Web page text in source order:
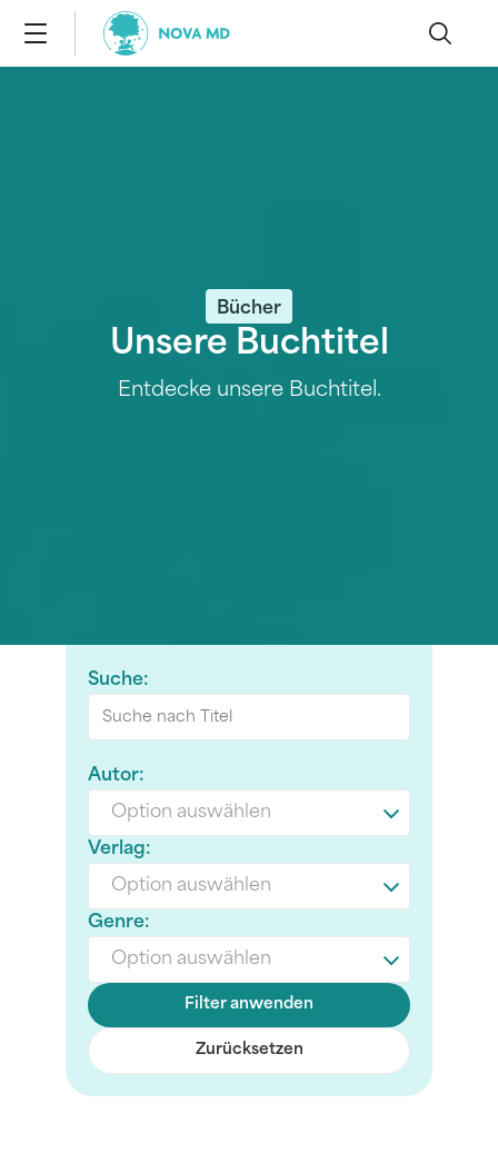
Bücher
Unsere Buchtitel
Entdecke unsere Buchtitel.
Suche:
Autor:
Option auswählen
Verlag:
Option auswählen
Genre:
Option auswählen
Filter anwenden
Zurücksetzen